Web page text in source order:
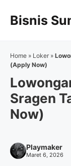
Bisnis
Home » Loker »
(Apply Now)
Sragen
Now)
Playmaker
Maret 6, 2026